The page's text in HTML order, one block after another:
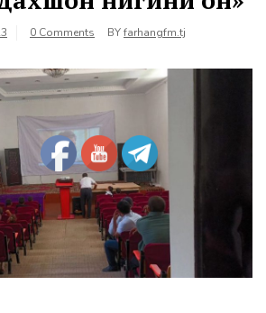
0 Comments BYfarhangfm.tj